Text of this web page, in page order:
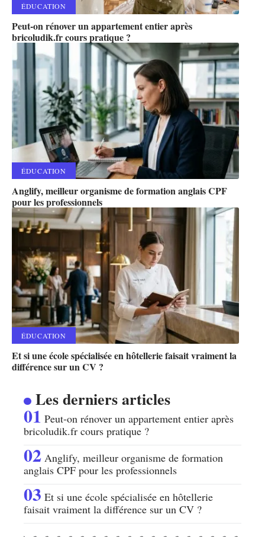
ÉDUCATION
Peut-on rénover un appartement entier après
bricoludik.fr cours pratique ?
ÉDUCATION
Anglify, meilleur organisme de formation anglais CPF
pour les professionnels
ÉDUCATION
Et si une école spécialisée en hôtellerie faisait vraiment la
différence sur un CV ?
Les derniers articles
Peut-on rénover un appartement entier après
bricoludik.fr cours pratique ?
Anglify, meilleur organisme de formation
anglais CPF pour les professionnels
Et si une école spécialisée en hôtellerie
faisait vraiment la différence sur un CV ?